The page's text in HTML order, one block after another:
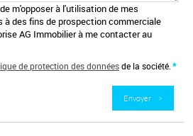
m'opposer à l'utilisation de mes
à des fins de prospection commerciale
AG Immobilier à me contacter au
de protection des donnéesde la société. *